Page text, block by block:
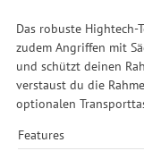
Das robuste
zudem Angriffen mit
und schützt deinen
verstaust du die
optionalen
Features